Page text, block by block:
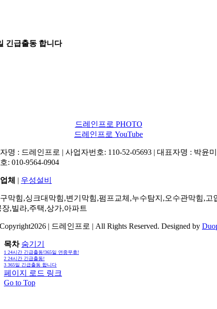
긴급출동 합니다
드레인프로 PHOTO
드레인프로 YouTube
명 : 드레인프로 | 사업자번호: 110-52-05693 | 대표자명 : 박윤
: 010-9564-0904
체 | 우성설비
막힘,싱크대막힘,변기막힘,펌프교체,누수탐지,오수관막힘,고
장,빌라,주택,상가,아파트
| 드레인프로 | All Rights Reserved. Designed by
목차 숨기기
1 24시간 긴급출동!365일 연중무휴!
2 24시간 긴급출동!
3 365일 긴급출동 합니다
페이지 로드 링크
Go to Top